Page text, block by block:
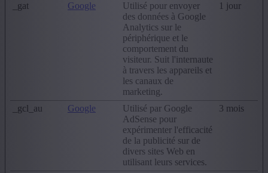
_gat Google
Utilisé pour envoyer
des données à Google
Analytics sur le
périphérique et le
comportement du
visiteur. Suit l'internaute
à travers les appareils et
les canaux de
marketing.
1 jour
_gcl_au Google
Utilisé par Google
AdSense pour
expérimenter l'efficacité
de la publicité sur de
divers sites Web en
utilisant leurs services.
3 mois